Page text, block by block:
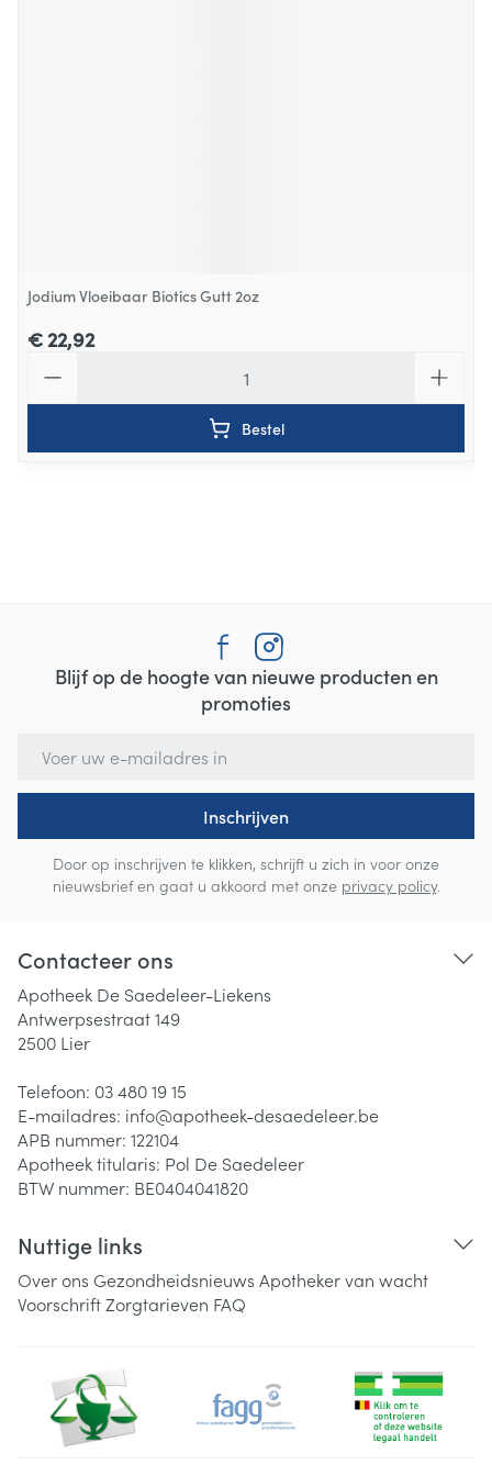
Jodium Vloeibaar Biotics Gutt 2oz
€ 22,92
Bestel
Blijf op de hoogte van nieuwe producten en
promoties
Inschrijven
Door op inschrijven te klikken, schrijft u zich in voor onze
nieuwsbrief en gaat u akkoord met onze privacy policy.
Contacteer ons
Apotheek De Saedeleer-Liekens
Antwerpsestraat 149
2500 Lier
Telefoon: 03 480 19 15
E-mailadres: info@apotheek-desaedeleer.be
APB nummer: 122104
Apotheek titularis: Pol De Saedeleer
BTW nummer: BE0404041820
Nuttige links
Over ons Gezondheidsnieuws Apotheker van wacht
VoorschriftZorgtarieven FAQ